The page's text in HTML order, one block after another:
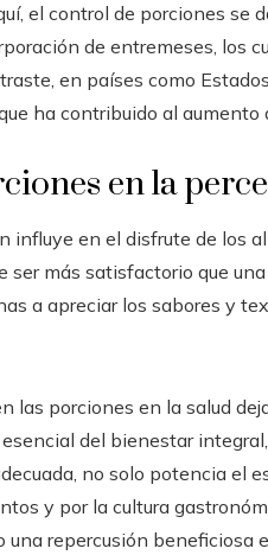
el control de porciones se
de entremeses, los
en países como
ha contribuido al aumento
en la
influye en el disfrute de los
ser más satisfactorio que
a apreciar los sabores y
las porciones en la salud
del bienestar
no solo potencia el
y por la cultura
repercusión beneficiosa